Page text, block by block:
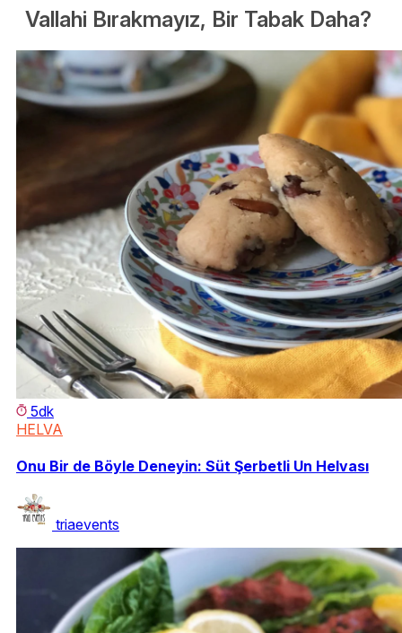
Vallahi Bırakmayız, Bir Tabak Daha?
5dk
HELVA
Onu Bir de Böyle Deneyin: Süt Şerbetli Un Helvası
triaevents